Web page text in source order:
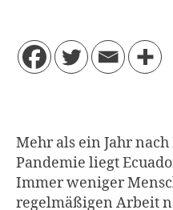
Mehr als ein Jahr
Pandemie liegt
Immer weniger
regelmäßigen Arbeit